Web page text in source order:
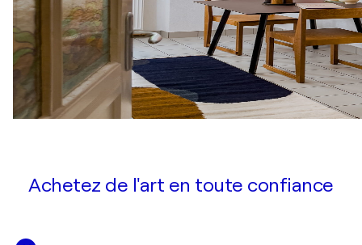
Achetez de l'art en toute confiance